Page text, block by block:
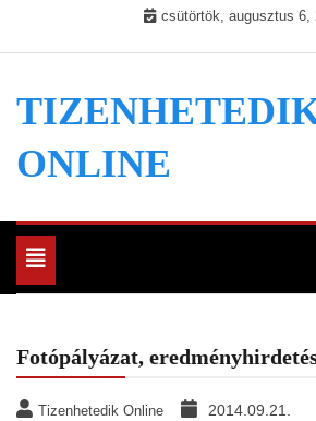
csütörtök, augusztus 6,
ONLINE
Toggle
navigation
Fotópályázat,
Tizenhetedik Online 2014.09.21.